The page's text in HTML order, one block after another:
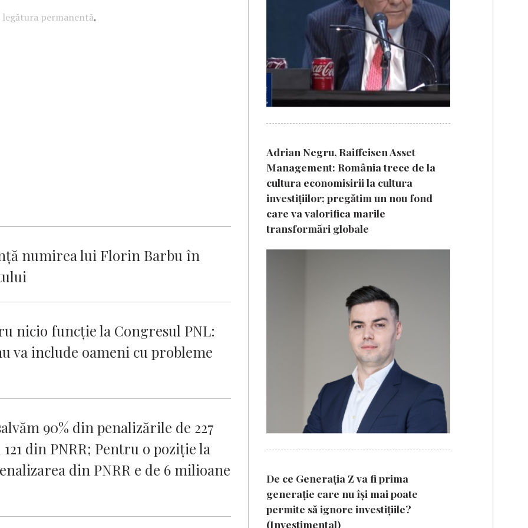
legătura permanentă.
numirea lui Florin Barbu în
nicio funcţie la Congresul PNL:
va include oameni cu probleme
90% din penalizările de 227
din PNRR; Pentru o poziţie la
din PNRR e de 6 milioane
Adrian Negru, Raiffeisen Asset
Management: România trece de la
cultura economisirii la cultura
investițiilor; pregătim un nou fond
care va valorifica marile
transformări globale
De ce Generația Z va fi prima
generație care nu își mai poate
permite să ignore investițiile?
(Investimental)